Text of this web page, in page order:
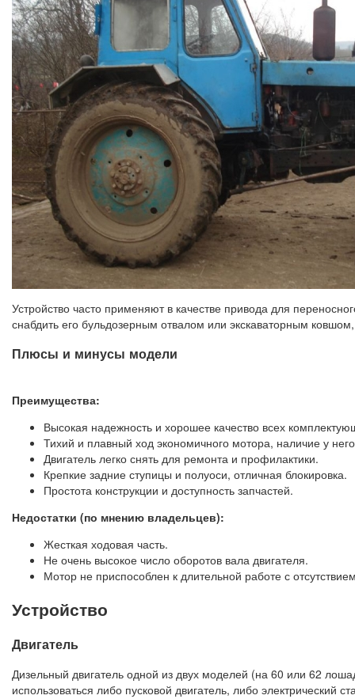
Устройство часто применяют в качестве привода для
снабдить его бульдозерным отвалом или экскаваторным
Плюсы и минусы модели
Преимущества:
Высокая надежность и хорошее качество всех
Тихий и плавный ход экономичного мотора, наличие у
Двигатель легко снять для ремонта и профилактики.
Крепкие задние ступицы и полуоси, отличная блокировка.
Простота конструкции и доступность запчастей.
Недостатки (по мнению владельцев):
Жесткая ходовая часть.
Не очень высокое число оборотов вала двигателя.
Мотор не приспособлен к длительной работе с
Устройство
Двигатель
Дизельный двигатель одной из двух моделей (на 60 или 62
использоваться либо пусковой двигатель, либо электрический